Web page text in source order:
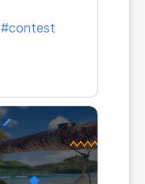
#contest